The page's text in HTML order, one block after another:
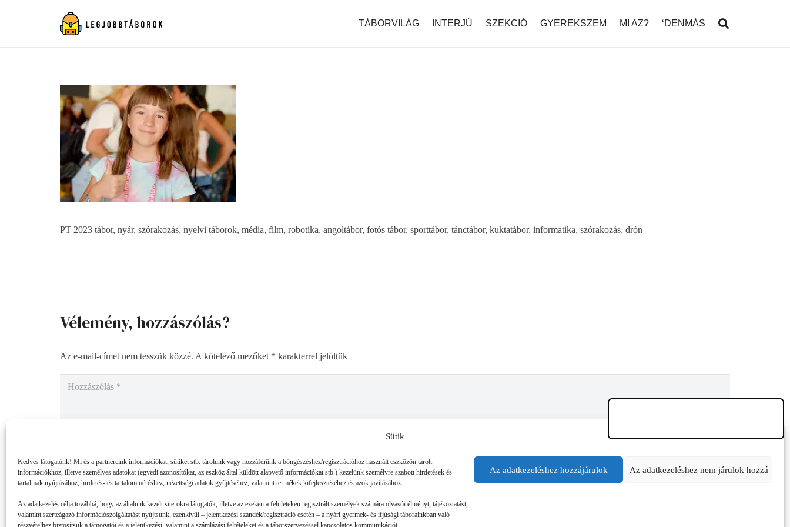
Sütik
Kedves látogatónk! Mi és a partnereink információkat, sütiket stb. tárolunk vagy hozzáférünk a böngészéshez/regisztrációhoz használt eszközön tárolt
információkhoz, illetve személyes adatokat (egyedi azonosítókat, az eszköz által küldött alapvető információkat stb.) kezelünk személyre szabott hirdetések és
tartalmak nyújtásához, hirdetés- és tartalomméréshez, nézettségi adatok gyűjtéséhez, valamint termékek kifejlesztéséhez és azok javításához.
Az adatkezelés célja továbbá, hogy az általunk kezelt site-okra látogatók, illetve az ezeken a felületeken regisztrált személyek számára olvasói élményt, tájékoztatást,
valamint szerteágazó információszolgáltatást nyújtsunk, ezenkívül – jelentkezési szándék/regisztráció esetén – a nyári gyermek- és ifjúsági táborainkban való
részvételhez biztosítsuk a támogatói és a jelentkezési, valamint a számlázási feltételeket és a táborszervezéssel kapcsolatos kommunikációt.
Az adatkezeléshez hozzájárulok Az adatkezeléshez nem járulok hozzá
TÁBORVILÁG INTERJÚ SZEKCIÓ GYEREKSZEM MI AZ? ‘DENMÁS
PT 2023 tábor, nyár, szórakozás, nyelvi táborok, média, film, robotika, angoltábor, fotós tábor, sporttábor, tánctábor, kuktatábor, informatika, szórakozás, drón
Vélemény, hozzászólás?
Az e-mail-címet nem tesszük közzé. A kötelező mezőket * karakterrel jelöltük